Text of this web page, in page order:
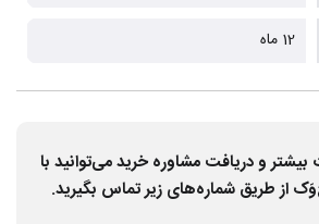
12 ماه
و دریافت مشاوره خرید می‌توانید با
از طریق شماره‌های زیر تماس بگیرید.